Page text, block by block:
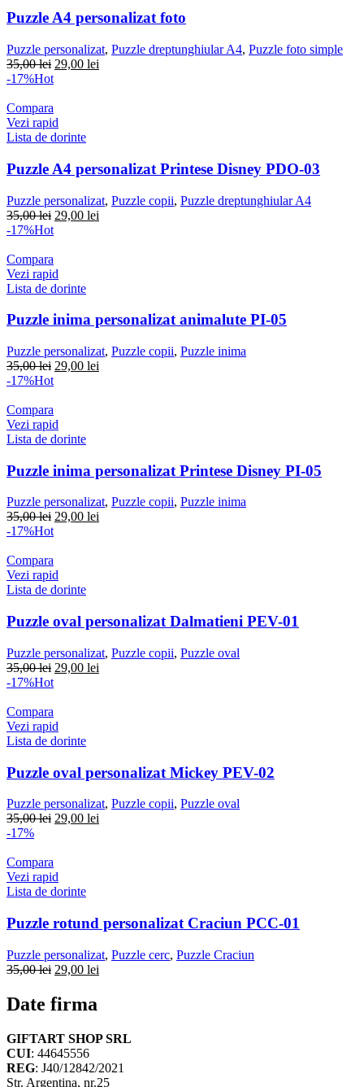
Puzzle A4 personalizat foto
Puzzle personalizat, Puzzle dreptunghiular A4, Puzzle foto simple
35,00lei Prețul
35,00 lei.
29,00 lei
-17%Hot
Compara
Vezi rapid
Lista de dorinte
Puzzle A4 personalizat Printese Disney PDO-03
Puzzle personalizat, Puzzle copii, Puzzle dreptunghiular A4
35,00lei Prețul
35,00 lei.
29,00 lei
-17%Hot
Compara
Vezi rapid
Lista de dorinte
Puzzle inima personalizat animalute PI-05
Puzzle personalizat, Puzzle copii, Puzzle inima
35,00lei Prețul
35,00 lei.
29,00 lei
-17%Hot
Compara
Vezi rapid
Lista de dorinte
Puzzle inima personalizat Printese Disney PI-05
Puzzle personalizat, Puzzle copii, Puzzle inima
35,00lei Prețul
35,00 lei.
29,00 lei
-17%Hot
Compara
Vezi rapid
Lista de dorinte
Puzzle oval personalizat Dalmatieni PEV-01
Puzzle personalizat, Puzzle copii, Puzzle oval
35,00lei Prețul
35,00 lei.
29,00 lei
-17%Hot
Compara
Vezi rapid
Lista de dorinte
Puzzle oval personalizat Mickey PEV-02
Puzzle personalizat, Puzzle copii, Puzzle oval
35,00lei Prețul
35,00 lei.
29,00 lei
-17%
Compara
Vezi rapid
Lista de dorinte
Puzzle rotund personalizat Craciun PCC-01
Puzzle personalizat, Puzzle cerc, Puzzle Craciun
35,00lei Prețul
a
fost:
29,00 lei
Date firma
GIFTART SHOP SRL
CUI: 44645556
REG: J40/12842/2021
Str. Argentina, nr.25